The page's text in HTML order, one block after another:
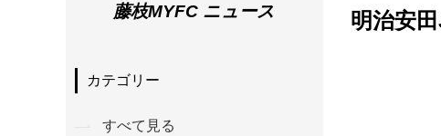
明治安
藤枝MYFC ニュース
カテゴリー
すべて見る